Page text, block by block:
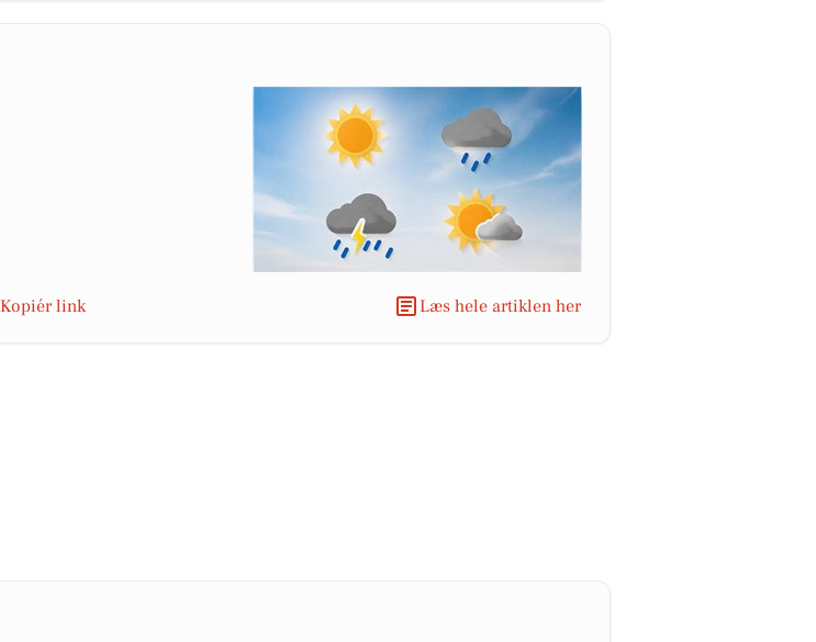
Kopiér link Læs hele artiklen her